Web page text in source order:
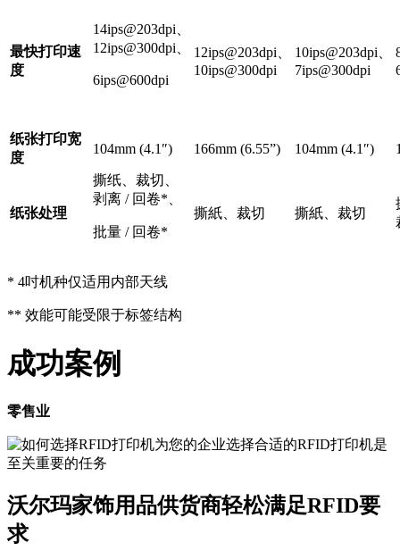
最快打印速
度
14ips@203dpi、
12ips@300dpi、
6ips@600dpi
12ips@203dpi、
10ips@300dpi
10ips@203dpi、
7ips@300dpi
纸张打印宽
度
104mm (4.1″) 166mm (6.55”) 104mm (4.1″)
纸张处理
撕纸、裁切、
剥离 / 回卷*、
批量 / 回卷*
撕紙、裁切 撕紙、裁切
* 4吋机种仅适用内部天线
** 效能可能受限于标签结构
成功案例
零售业
沃尔玛家饰用品供货商轻松满足RFID要
求